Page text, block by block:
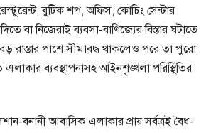
বুটিক শপ, অফিস, কোচিং সেন্টার
বা নিজেরাই ব্যবসা-বাণিজ্যের বিস্তার ঘটাতে
রাস্তার পাশে সীমাবদ্ধ থাকলেও পরে তা পুরো
ব্যবস্থাপনাসহ আইনশৃঙ্খলা পরিস্থিতির
বনানী আবাসিক এলাকার প্রায় সর্বত্রই বৈধ-